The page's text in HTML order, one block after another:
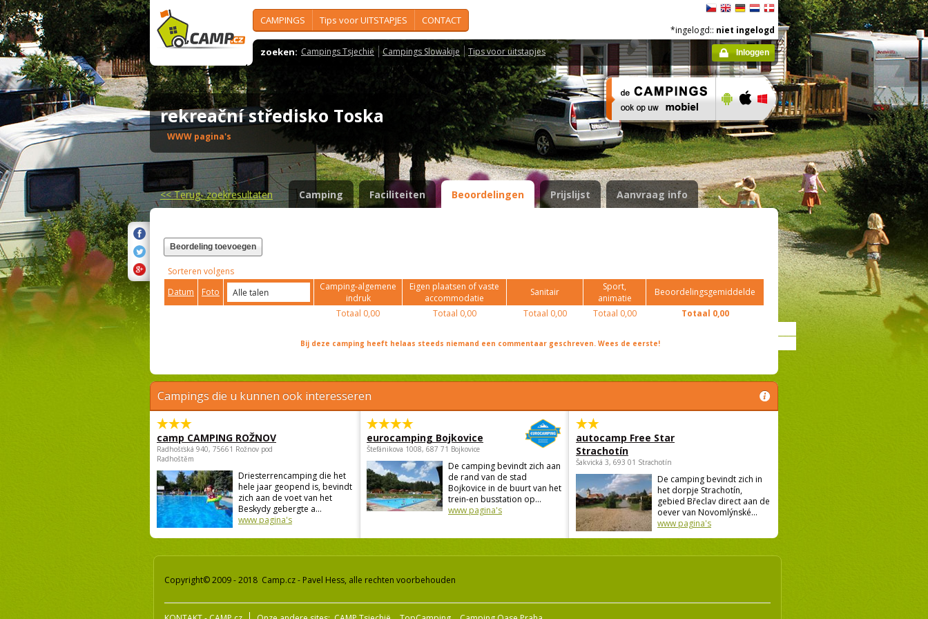
CAMPINGS Tips voor UITSTAPJES CONTACT
zoeken: Campings Tsjechië Campings Slowakije Tips voor uitstapjes
*ingelogd:: niet ingelogd
Inloggen
rekreační středisko Toska
WWW pagina's
<<Terug- zoekresultaten Camping Faciliteiten Beoordelingen Prijslijst Aanvraag info
Beordeling toevoegen
Sorteren volgens
Datum
Foto
Camping-algemene
indruk
Eigen plaatsen of vaste
accommodatie
Sanitair
Sport,
animatie
Beoordelingsgemiddelde
Totaal 0,00 Totaal 0,00 Totaal 0,00 Totaal 0,00 Totaal 0,00
Bij deze camping heeft helaas steeds niemand een commentaar geschreven. Wees de eerste!
Campings die u kunnen ook interesseren
camp CAMPING ROŽNOV
Radhošťská 940, 75661 Rožnov pod
Radhoštěm
Driesterrencamping die het
hele jaar geopend is, bevindt
zich aan de voet van het
Beskydy gebergte a...
www pagina's
eurocamping Bojkovice
Štefánikova 1008, 687 71 Bojkovice
De camping bevindt zich aan
de rand van de stad
Bojkovice in de buurt van het
trein-en busstation op...
www pagina's
autocamp Free Star
Strachotín
Šakvická 3, 693 01 Strachotín
De camping bevindt zich in
het dorpje Strachotín,
gebied Břeclav direct aan de
oever van Novomlýnské...
www pagina's
Copyright© 2009 - 2018 Camp.cz - Pavel Hess, alle rechten voorbehouden